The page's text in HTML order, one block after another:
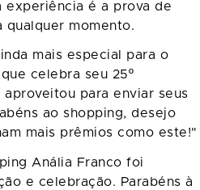
experiência é a prova de
momento.
mais especial para o
que celebra seu 25º
para enviar seus
ao shopping, desejo
mais prêmios como este!"
Anália Franco foi
e celebração. Parabéns à